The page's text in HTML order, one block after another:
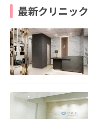
最新クリニック